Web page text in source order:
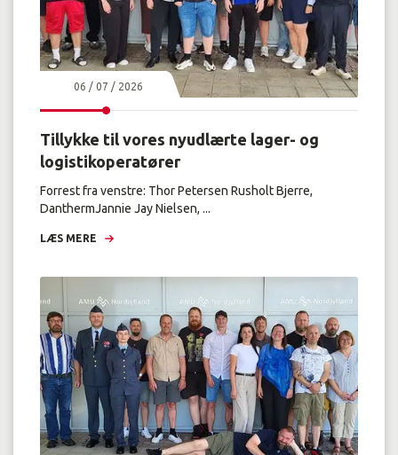
06 / 07 / 2026
Tillykke til vores nyudlærte lager- og
logistikoperatører
Forrest fra venstre: Thor Petersen Rusholt Bjerre,
DanthermJannie Jay Nielsen, ...
LÆS MERE